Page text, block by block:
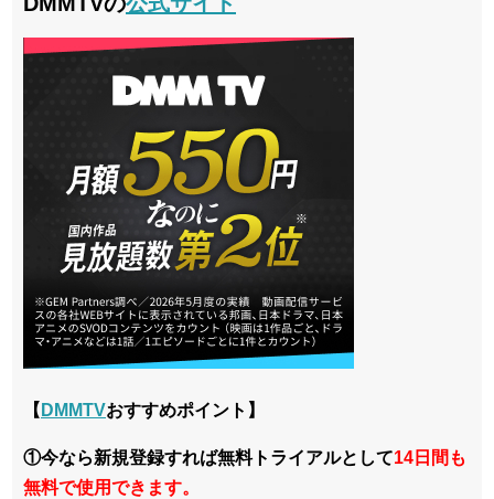
【 DMMTVおすすめポイント】
①今なら新規登録すれば無料トライアルとして14日間も
無料で使用できます。